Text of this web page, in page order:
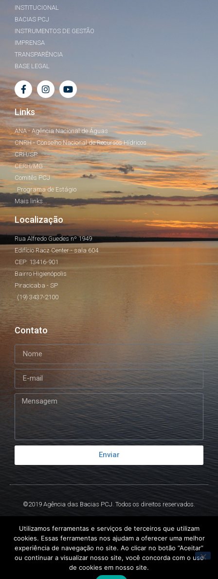
INSTITUCIONAL
BACIAS PCJ
INSTRUMENTOS DE GESTÃO
IMPRENSA
TRANSPARÊNCIA
BASE LEGAL
Links
ANA - Agência Nacional de Águas
CNRH - Conselho Nacional de Recursos Hídricos
CRH/SP
CERH/MG
Comitês PCJ
Programa de Estágio
Mais links...
Localização
Rua Alfredo Guedes nº 1949
Edifício Racz Center - sala 604
CEP: 13416-901
Bairro Higienópolis
Piracicaba - SP
(19) 3437-2100
Contato
Enviar
©2019 Agência das Bacias PCJ. Todos os direitos reservados.
Utilizamos ferramentas e serviços de terceiros que utilizam
cookies. Essas ferramentas nos ajudam a oferecer uma melhor
experiência de navegação no site. Ao clicar no botão “Aceitar”
ou continuar a visualizar nosso site, você concorda com o uso
de cookies em nosso site.